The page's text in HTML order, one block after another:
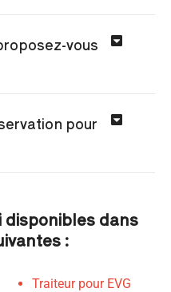
vous
pour
disponibles dans
:
Traiteur pour EVG